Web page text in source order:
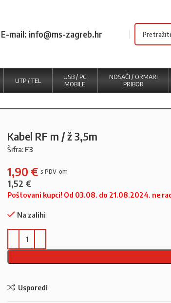
E-mail: info@ms-zagreb.hr
UTP / TEL
USB / PC
MOBILE
NOSAČI / ORMARI
PRIBOR
Kabel RF m / ž 3,5m
Šifra: F3
1,90 €
1,52 €
Poštovani kupci! Od 03.08. do 21.08.2024. ne
Na zalihi
Usporedi